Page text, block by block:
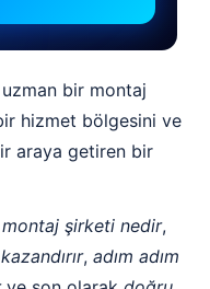
bir montaj
hizmet bölgesini ve
araya getiren bir
şirketi nedir,
, adım adım